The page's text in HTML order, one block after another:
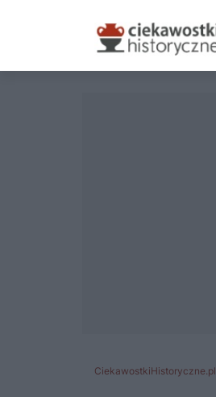
CiekawostkiHistoryczne.pl